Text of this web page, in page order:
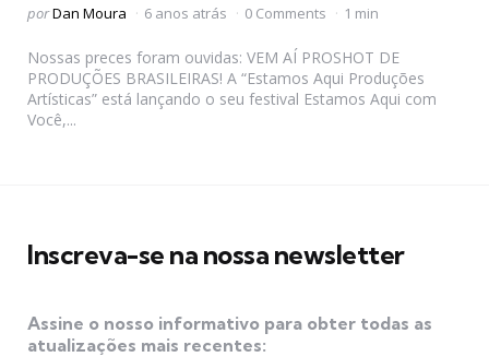
Postado
porDan Moura 6 anos atrás 0 Comments 1 min
Nossas preces foram ouvidas: VEM AÍ PROSHOT DE
PRODUÇÕES BRASILEIRAS! A “Estamos Aqui Produções
Artísticas” está lançando o seu festival Estamos Aqui com
Você,...
Inscreva-se na nossa newsletter
Assine o nosso informativo para obter todas as
atualizações mais recentes: